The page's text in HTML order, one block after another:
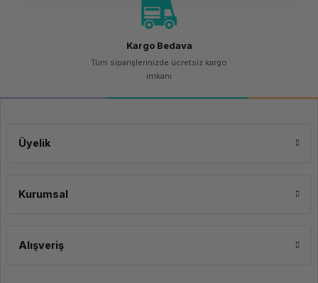
Kargo Bedava
Tüm siparişlerinizde ücretsiz kargo
imkanı
Üyelik
Kurumsal
Alışveriş